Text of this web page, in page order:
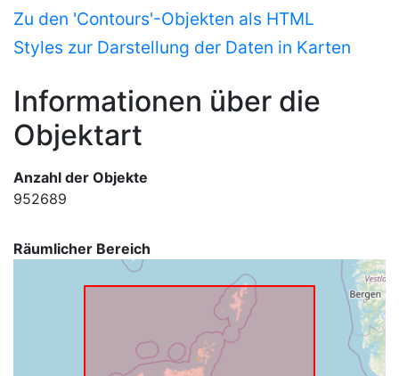
Zu den 'Contours'-Objekten als HTML
Styles zur Darstellung der Daten in Karten
Informationen über die
Objektart
Anzahl der Objekte
952689
Räumlicher Bereich